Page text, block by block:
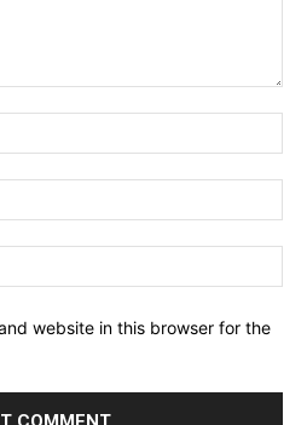
website in this browser for the